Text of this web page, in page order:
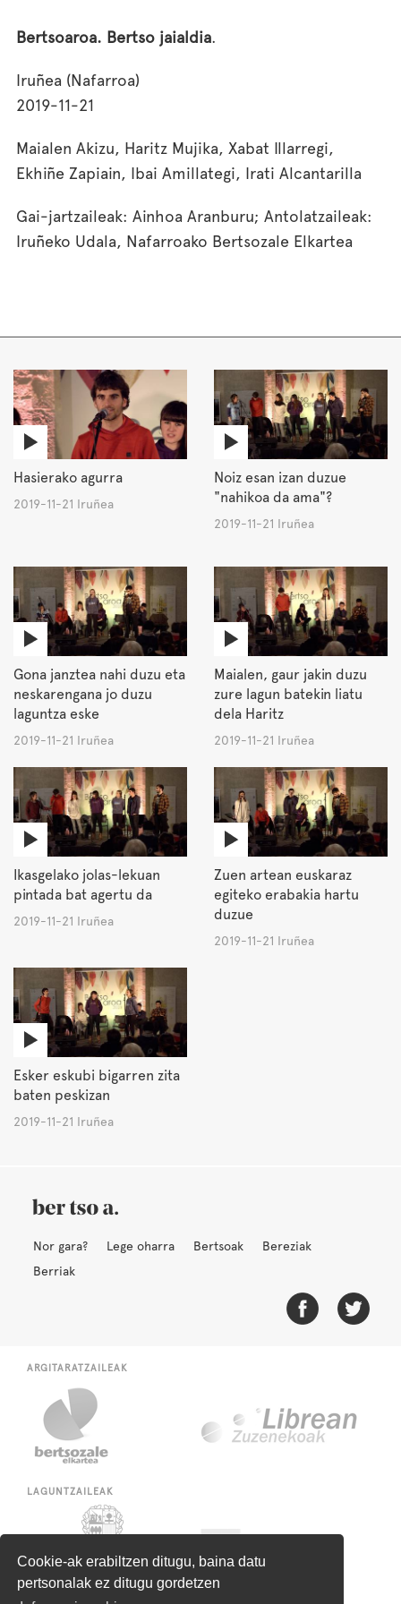
Cookie-ak erabiltzen ditugu, baina datu
pertsonalak ez ditugu gordetzen
Bertsoaroa. Bertso jaialdia.
Iruñea (Nafarroa)
2019-11-21
Maialen Akizu, Haritz Mujika, Xabat Illarregi,
Ekhiñe Zapiain, Ibai Amillategi, Irati Alcantarilla
Gai-jartzaileak: Ainhoa Aranburu; Antolatzaileak:
Iruñeko Udala, Nafarroako Bertsozale Elkartea
Hasierako agurra
2019-11-21 Iruñea
Noiz esan izan duzue
"nahikoa da ama"?
2019-11-21 Iruñea
Gona janztea nahi duzu eta
neskarengana jo duzu
laguntza eske
2019-11-21 Iruñea
Maialen, gaur jakin duzu
zure lagun batekin liatu
dela Haritz
2019-11-21 Iruñea
Ikasgelako jolas-lekuan
pintada bat agertu da
2019-11-21 Iruñea
Zuen artean euskaraz
egiteko erabakia hartu
duzue
2019-11-21 Iruñea
Esker eskubi bigarren zita
baten peskizan
2019-11-21 Iruñea
Nor gara? Lege oharra Bertsoak
Bereziak
Berriak
ARGITARATZAILEAK
LAGUNTZAILEAK